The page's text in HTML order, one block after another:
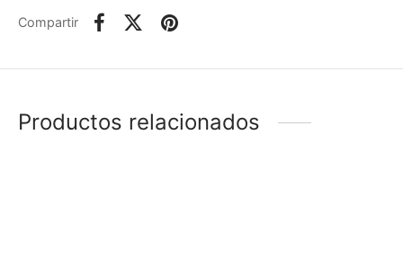
Compartir
Productos relacionados